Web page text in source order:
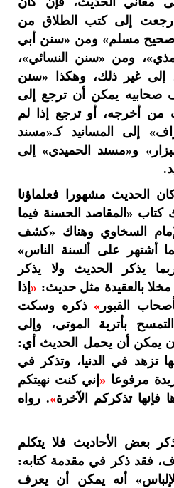
رجعت إلى كتب الطلاق من
مسلم» ومن «سنن أبي
ومن «سنن النسائي»،
غير ذلك، وهكذا «سنن
صحابيه يمكن أن ترجع إلى
من أخرجه، أو ترجع إذا لم
إلى المسانيد كـ«مسند
و«مسند الحميدي» إلى
الحديث مشهورا فعلماؤنا
كتاب «المقاصد الحسنة فيما
السخاوي وهناك «كشف
أشتهر على ألسنة الناس»
يذكر الحديث ولا يذكر
مخلا بالعقيدة مثل حديث: « إذا
القبور » ذكره وسكت
بأتربة الموتى، وإلى
يمكن أن يحمل الحديث أي:
تزهد في الدنيا، وتذكر في
مرفوعا «إني كنت نهيتكم
فإنها تذكركم الآخرة». رواه
بعض الأحاديث فلا يتكلم
فقد ذكر في مقدمة كتابه:
أنه يمكن أن يعرف